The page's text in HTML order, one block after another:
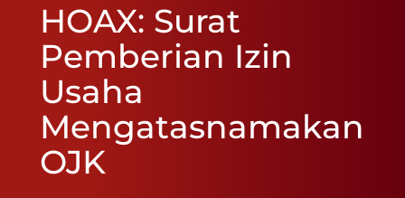
Regulasi
Statistik
Layanan
Karir
HOAX: Surat
Pemberian Izin
Usaha
Mengatasnamakan
OJK